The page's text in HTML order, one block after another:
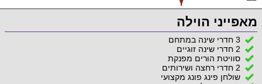
מאפייני הוילה
3 חדרי שינה במתחם
2 חדרי שינה זוגיים
סוויטת הורים מפנקת
2 חדרי רחצה ושירותים
שולחן פינג פונג מקצועי